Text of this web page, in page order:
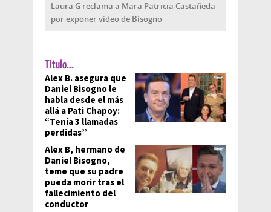
Laura G reclama a Mara Patricia Castañeda
por exponer video de Bisogno
Titulo...
Alex B. asegura que
Daniel Bisogno le
habla desde el más
allá a Pati Chapoy:
“Tenía 3 llamadas
perdidas”
Alex B, hermano de
Daniel Bisogno,
teme que su padre
pueda morir tras el
fallecimiento del
conductor